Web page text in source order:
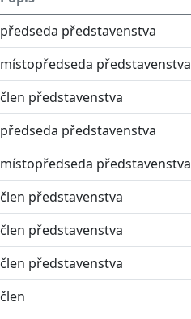
předseda představenstva
místopředseda představenstva
člen představenstva
předseda představenstva
místopředseda představenstva
člen představenstva
člen představenstva
člen představenstva
člen